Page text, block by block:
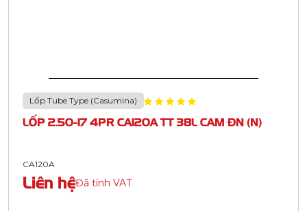
Lốp Tube Type (Casumina)
LỐP 2.50-17 4PR CA120A TT 38L CAM ĐN (N)
CA120A
Liên hệĐã tính VAT